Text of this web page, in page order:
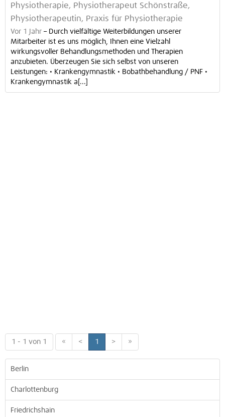
Physiotherapie, Physiotherapeut Schönstraße,
Physiotherapeutin, Praxis für Physiotherapie
Vor 1 Jahr – Durch vielfältige Weiterbildungen unserer
Mitarbeiter ist es uns möglich, Ihnen eine Vielzahl
wirkungsvoller Behandlungsmethoden und Therapien
anzubieten. Überzeugen Sie sich selbst von unseren
Leistungen: • Krankengymnastik • Bobathbehandlung / PNF •
Krankengymnastik a[...]
1 - 1 von 1 « < 1 > »
Berlin
Charlottenburg
Friedrichshain